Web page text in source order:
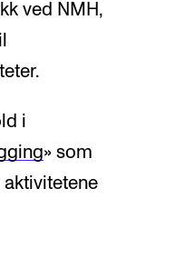
ved NMH,
i
» som
aktivitetene